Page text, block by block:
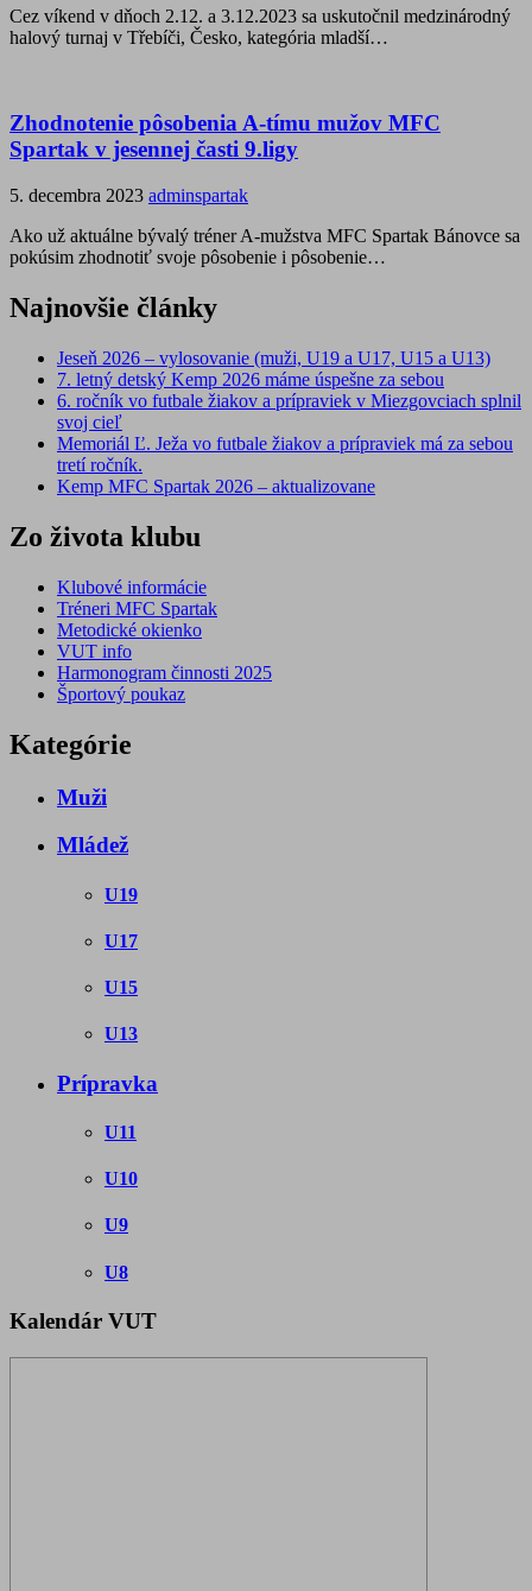
Cez víkend v dňoch 2.12. a 3.12.2023 sa uskutočnil medzinárodný
halový turnaj v Třebíči, Česko, kategória mladší…
Zhodnotenie pôsobenia A-tímu mužov MFC
Spartak v jesennej časti 9.ligy
5. decembra 2023 adminspartak
Ako už aktuálne bývalý tréner A-mužstva MFC Spartak Bánovce sa
pokúsim zhodnotiť svoje pôsobenie i pôsobenie…
Najnovšie články
Jeseň 2026 – vylosovanie (muži, U19 a U17, U15 a U13)
7. letný detský Kemp 2026 máme úspešne za sebou
6. ročník vo futbale žiakov a prípraviek v Miezgovciach splnil
svoj cieľ
Memoriál Ľ. Ježa vo futbale žiakov a prípraviek má za sebou
tretí ročník.
Kemp MFC Spartak 2026 – aktualizovane
Zo života klubu
Klubové informácie
Tréneri MFC Spartak
Metodické okienko
VUT info
Harmonogram činnosti 2025
Športový poukaz
Kategórie
Muži
Mládež
U19
U17
U15
U13
Prípravka
U11
U10
U9
U8
Kalendár VUT